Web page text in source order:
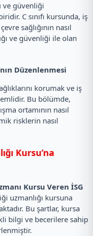
ve güvenliği
C sınıfı kursunda, iş
sağlığının nasıl
ve güvenliği ile olan
Düzenlenmesi
korumak ve iş
Bu bölümde,
ortamının nasıl
risklerin nasıl
Kursu’na
Kursu Veren İSG
uzmanlığı kursuna
Bu şartlar, kursa
bilgi ve becerilere sahip